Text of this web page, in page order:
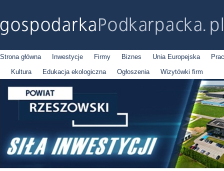
Strona główna Inwestycje Firmy Biznes Unia Europejska
Kultura
Edukacja ekologiczna Ogłoszenia Wizytówki firm